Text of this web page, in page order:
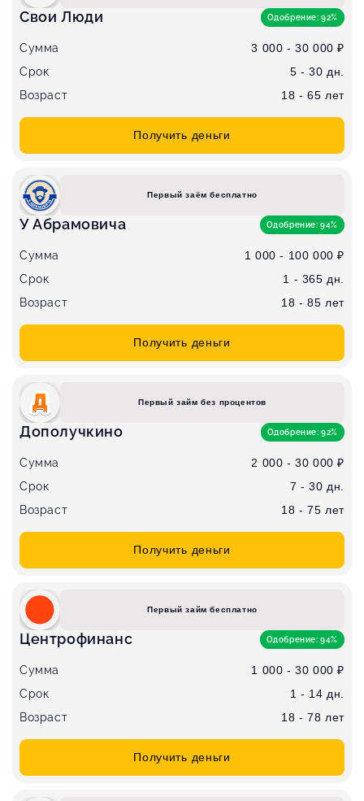
Свои Люди Одобрение: 92%
Сумма
3 000 - 30 000 ₽
Срок
5 - 30 дн.
Возраст
18 - 65 лет
Получить деньги
Первый заём бесплатно
У Абрамовича Одобрение: 94%
Сумма
1 000 - 100 000 ₽
Срок
1 - 365 дн.
Возраст
18 - 85 лет
Получить деньги
Первый займ без процентов
Дополучкино Одобрение: 92%
Сумма
2 000 - 30 000 ₽
Срок
7 - 30 дн.
Возраст
18 - 75 лет
Получить деньги
Первый займ бесплатно
Центрофинанс Одобрение: 94%
Сумма
1 000 - 30 000 ₽
Срок
1 - 14 дн.
Возраст
18 - 78 лет
Получить деньги